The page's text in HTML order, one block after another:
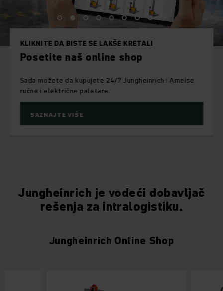
KLIKNITE DA BISTE SE LAKŠE KRETALI
Posetite naš online shop
Sada možete da kupujete 24/7 Jungheinrich i Ameise
ručne i električne paletare.
SAZNAJTE VIŠE
Jungheinrich je vodeći dobavljač
rešenja za intralogistiku.
Jungheinrich Online Shop